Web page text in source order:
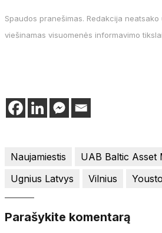
Spaudos pranešimas. Redakcija
viešinamas visuomenės informavimo
Naujamiestis
UAB Baltic Asset
Ugnius Latvys
Vilnius
Parašykite komentarą